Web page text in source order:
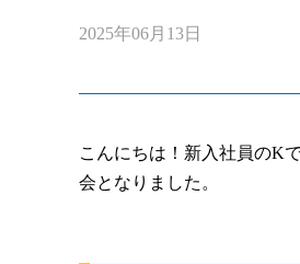
2025年06月13日
こんにちは！新入社員のK
会となりました。